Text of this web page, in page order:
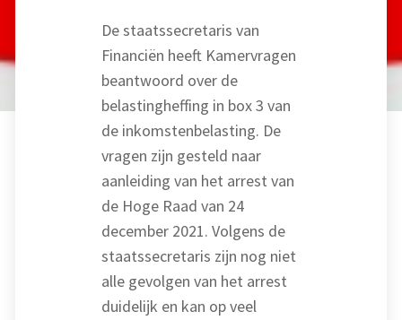
De staatssecretaris van
Financiën heeft Kamervragen
beantwoord over de
belastingheffing in box 3 van
de inkomstenbelasting. De
vragen zijn gesteld naar
aanleiding van het arrest van
de Hoge Raad van 24
december 2021. Volgens de
staatssecretaris zijn nog niet
alle gevolgen van het arrest
duidelijk en kan op veel